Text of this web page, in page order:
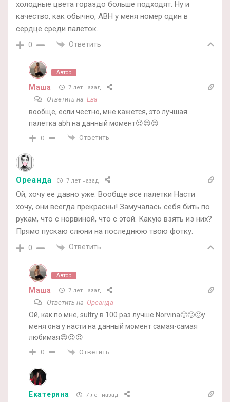
холодные цвета гораздо больше подходят. Ну и
качество, как обычно, ABH у меня номер один в
сердце среди палеток.
0 Ответить
Автор
Маша 7 лет назад
Ответить на Ева
вообще, если честно, мне кажется, это лучшая
палетка abh на данный момент😍😍😍
0 Ответить
Ореанда 7 лет назад
Ой, хочу ее давно уже. Вообще все палетки Насти
хочу, они всегда прекрасны! Замучалась себя бить по
рукам, что с норвиной, что с этой. Какую взять из них?
Прямо пускаю слюни на последнюю твою фотку.
0 Ответить
Автор
Маша 7 лет назад
Ответить на Ореанда
Ой, как по мне, sultry в 100 раз лучше Norvina🙂🙂🙂у
меня она у насти на данный момент самая-самая
любимая😍😍😍
0 Ответить
Екатерина 7 лет назад